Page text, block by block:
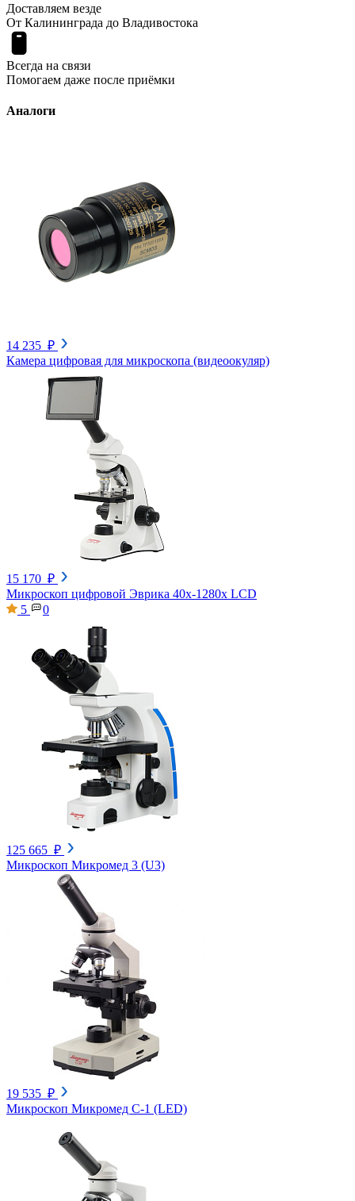
Доставляем везде
От Калининграда до Владивостока
Всегда на связи
Помогаем даже после приёмки
Аналоги
14 235 ₽
Камера цифровая для микроскопа (видеоокуляр)
15 170 ₽
Микроскоп цифровой Эврика 40х-1280х LCD
5
0
125 665 ₽
Микроскоп Микромед 3 (U3)
19 535 ₽
Микроскоп Микромед С-1 (LED)